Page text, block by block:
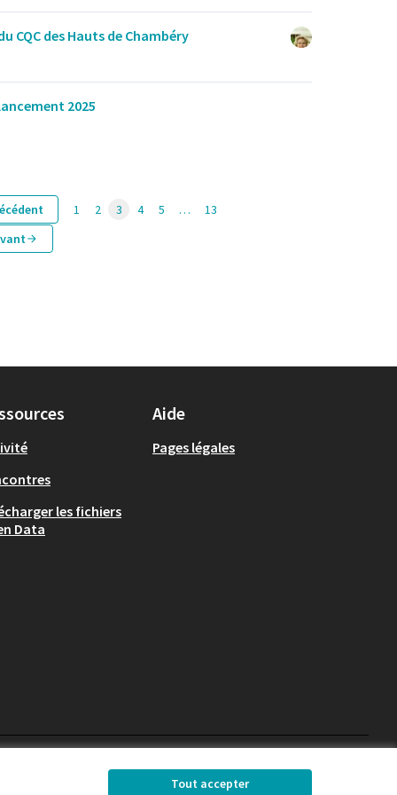
Tout accepter
CQC des Hauts de Chambéry
2025
1 2 3 4 5 …
13
les fichiers
Data
Aide
Pages légales